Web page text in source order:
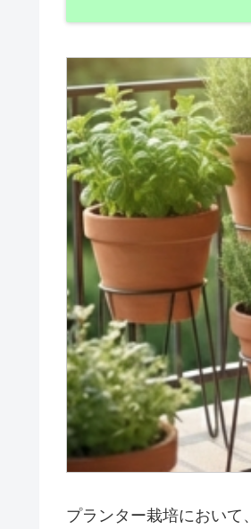
プランター栽培において